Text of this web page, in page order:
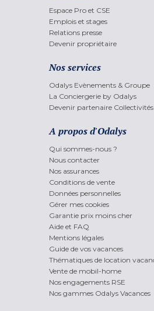
Espace Pro et CSE
Emplois et stages
Relations presse
Devenir propriétaire
Nos services
Odalys Evènements & Groupe
La Conciergerie by Odalys
Devenir partenaire Collectivités
A propos d'Odalys
Qui sommes-nous ?
Nous contacter
Nos assurances
Conditions de vente
Données personnelles
Gérer mes cookies
Garantie prix moins cher
Aide et FAQ
Mentions légales
Guide de vos vacances
Thématiques de location
Vente de mobil-home
Nos engagements RSE
Nos gammes Odalys Vacances